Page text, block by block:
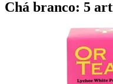
Chá branco: 5